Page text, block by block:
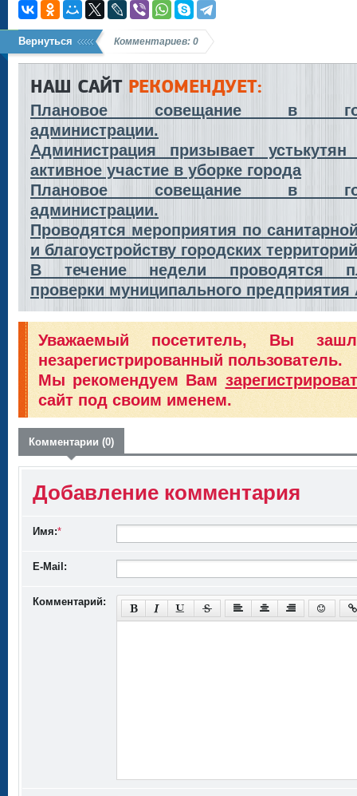
Вернуться Комментариев: 0
НАШ САЙТРЕКОМЕНДУЕТ:
Плановое совещание в
администрации.
Администрация призывает устькутян
активное участие в уборке города
Плановое совещание в
администрации.
Проводятся мероприятия по
и благоустройству городских
В течение недели проводятся
проверки муниципального предприятия
Уважаемый посетитель, Вы
незарегистрированный пользователь.
Мы рекомендуем Вам
сайт под своим именем.
Комментарии (0)
Добавление комментария
Имя:*
E-Mail:
Комментарий: